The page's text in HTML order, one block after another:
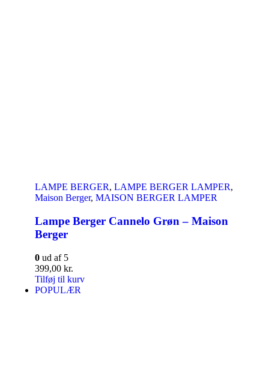
LAMPE BERGER, LAMPE BERGER LAMPER,
Maison Berger, MAISON BERGER LAMPER
Lampe Berger Cannelo Grøn – Maison
Berger
0 ud af 5
399,00 kr.
Tilføj til kurv
POPULÆR